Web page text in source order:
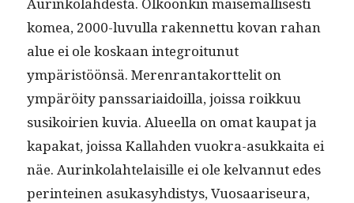
komea, 2000-luvul­la raken­net­tu kovan rahan
alue ei ole koskaan inte­groitunut
ympäristöön­sä. Meren­ran­tako­rt­telit on
ympäröi­ty panssari­aidoil­la, jois­sa roikkuu
susikoirien kuvia. Alueel­la on omat kau­pat ja
kapakat, jois­sa Kallah­den vuokra-asukkai­ta ei
näe. Aurinko­lahte­laisille ei ole kel­van­nut edes
per­in­teinen asukasy­hdis­tys, Vuosaariseu­ra,